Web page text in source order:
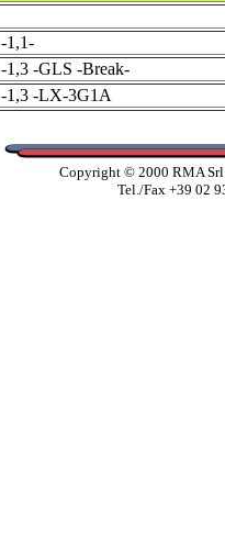
1,1-
-GLS -Break-
1,3 -LX-3G1A
Copyright © 2000 RMA Srl
Tel./Fax +39 02